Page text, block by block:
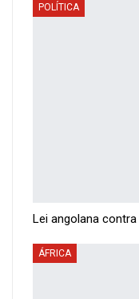
POLÍTICA
Lei angolana
ÁFRICA